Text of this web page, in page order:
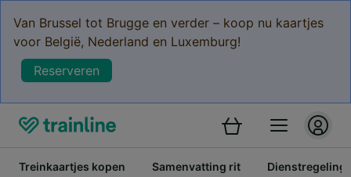
Van Brussel tot Brugge en verder – koop nu kaartjes
voor België, Nederland en Luxemburg!
Reserveren
Treinkaartjes kopen Samenvatting rit Dienstregeling